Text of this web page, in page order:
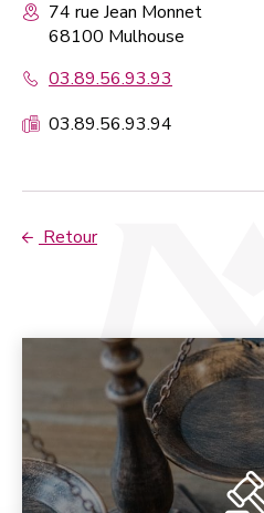
74 rue Jean Monnet
68100 Mulhouse
03.89.56.93.93
03.89.56.93.94
Retour